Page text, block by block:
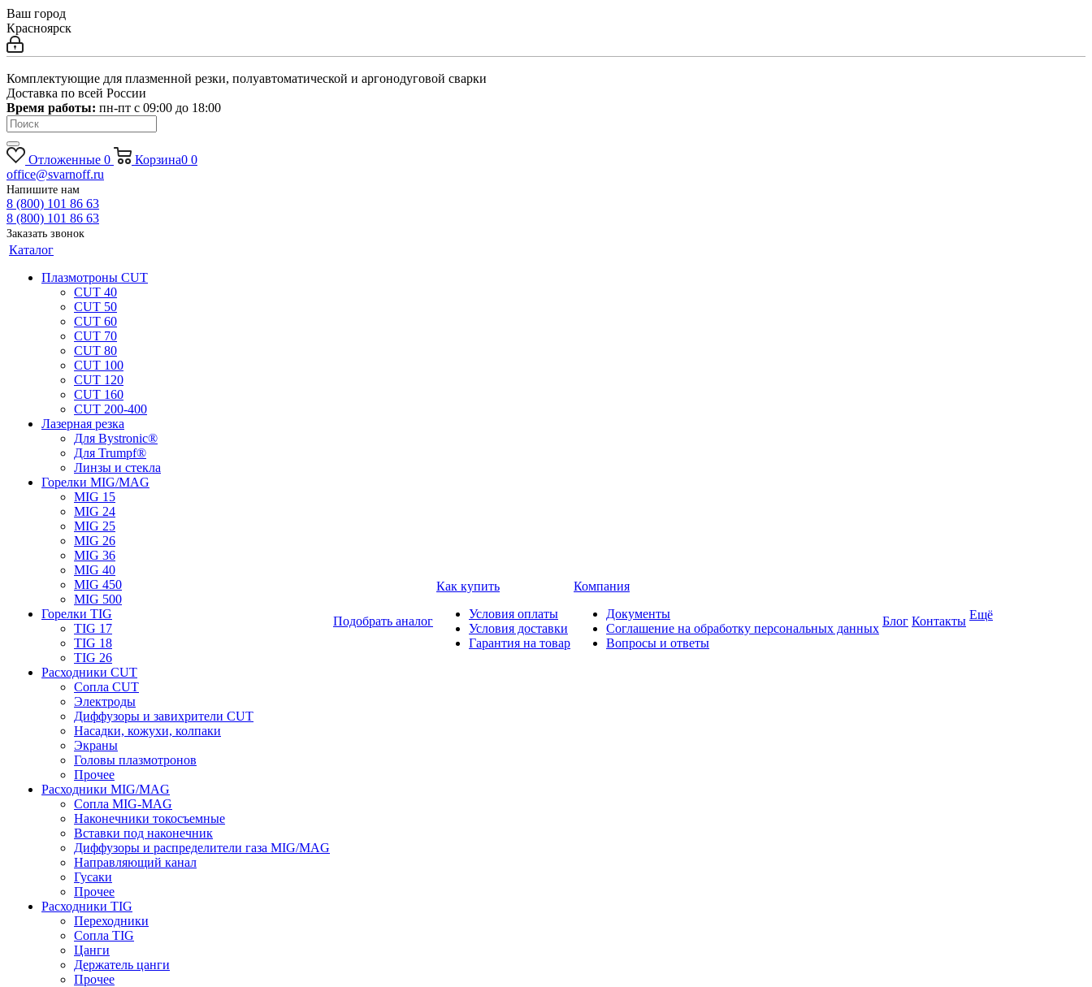
Ваш город
Красноярск
Комплектующие для плазменной резки, полуавтоматической и аргонодуговой сварки
Доставка по всей России
Время работы: пн-пт c 09:00 до 18:00
Отложенные 0 Корзина0 0
office@svarnoff.ru
Напишите нам
8 (800) 101 86 63
8 (800) 101 86 63
Заказать звонок
Каталог
Плазмотроны CUT
CUT 40
CUT 50
CUT 60
CUT 70
CUT 80
CUT 100
CUT 120
CUT 160
CUT 200-400
Лазерная резка
Для Bystronic®
Для Trumpf®
Линзы и стекла
Горелки MIG/MAG
MIG 15
MIG 24
MIG 25
MIG 26
MIG 36
MIG 40
MIG 450
MIG 500
Горелки TIG
TIG 17
TIG 18
TIG 26
Расходники CUT
Сопла CUT
Электроды
Диффузоры и завихрители CUT
Насадки, кожухи, колпаки
Экраны
Головы плазмотронов
Прочее
Расходники MIG/MAG
Сопла MIG-MAG
Наконечники токосъемные
Вставки под наконечник
Диффузоры и распределители газа MIG/MAG
Направляющий канал
Гусаки
Прочее
Расходники TIG
Переходники
Сопла TIG
Цанги
Держатель цанги
Прочее
Подобрать аналог
Как купить
Условия оплаты
Условия доставки
Гарантия на товар
Компания
Документы
Соглашение на обработку персональных данных
Вопросы и ответы
Блог Контакты Ещё